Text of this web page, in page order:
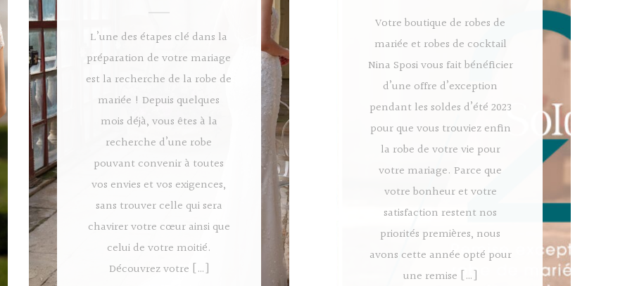
L’une des étapes clé dans la
préparation de votre mariage
est la recherche de la robe de
mariée ! Depuis quelques
mois déjà, vous êtes à la
recherche d’une robe
pouvant convenir à toutes
vos envies et vos exigences,
sans trouver celle qui sera
chavirer votre cœur ainsi que
celui de votre moitié.
Découvrez votre […]
Votre boutique de robes de
mariée et robes de cocktail
Nina Sposi vous fait bénéficier
d’une offre d’exception
pendant les soldes d’été 2023
pour que vous trouviez enfin
la robe de votre vie pour
votre mariage. Parce que
votre bonheur et votre
satisfaction restent nos
priorités premières, nous
avons cette année opté pour
une remise […]